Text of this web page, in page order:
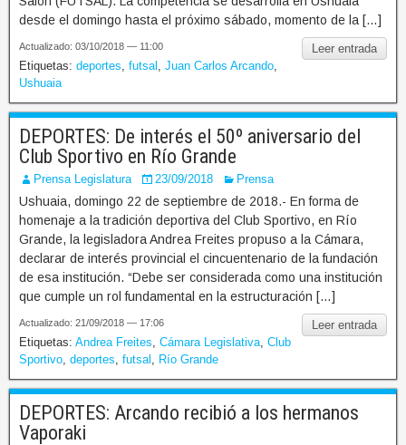
desde el domingo hasta el próximo sábado, momento de la […]
Leer entrada
Actualizado: 03/10/2018 — 11:00
Etiquetas: deportes futsal Juan Carlos Arcando
Ushuaia
DEPORTES: De interés el 50º aniversario del
Club Sportivo en Río Grande
Prensa Legislatura 23/09/2018 Prensa
Ushuaia, domingo 22 de septiembre de 2018.- En forma de
homenaje a la tradición deportiva del Club Sportivo, en Río
Grande, la legisladora Andrea Freites propuso a la Cámara,
declarar de interés provincial el cincuentenario de la fundación
de esa institución. “Debe ser considerada como una institución
que cumple un rol fundamental en la estructuración […]
Leer entrada
Actualizado: 21/09/2018 — 17:06
Etiquetas: Andrea Freites Cámara Legislativa Club
Sportivo deportes futsal Río Grande
DEPORTES: Arcando recibió a los hermanos
Vaporaki